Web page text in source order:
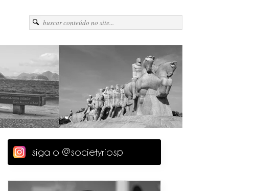
siga o @societyriosp